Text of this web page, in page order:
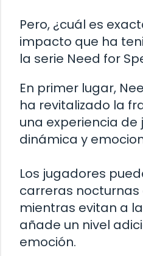
Pero, ¿cuál es
impacto que ha
la serie Need for
En primer lugar,
ha revitalizado la
una experiencia de
dinámica y
Los jugadores
carreras
mientras evitan a
añade un nivel
emoción.